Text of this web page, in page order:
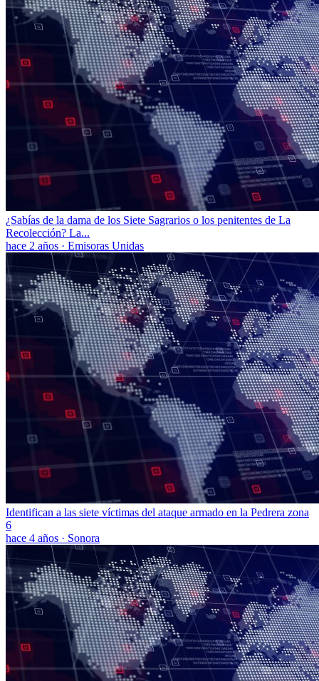
¿Sabías de la dama de los Siete Sagrarios o los penitentes de La
Recolección? La...
hace 2 años · Emisoras Unidas
Identifican a las siete víctimas del ataque armado en la Pedrera zona
6
hace 4 años · Sonora